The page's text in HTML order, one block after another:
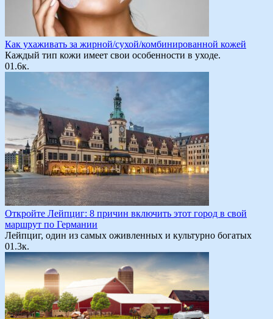
Как ухаживать за жирной/сухой/комбинированной кожей
Каждый тип кожи имеет свои особенности в уходе.
01.6к.
Откройте Лейпциг: 8 причин включить этот город в свой
маршрут по Германии
Лейпциг, один из самых оживленных и культурно богатых
01.3к.